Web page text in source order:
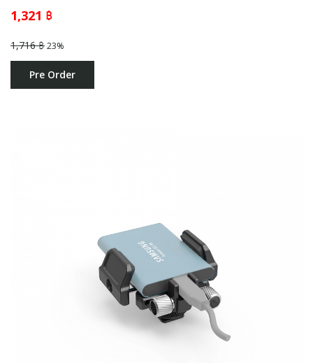
1,321 ฿
1,716 ฿23%
Pre Order